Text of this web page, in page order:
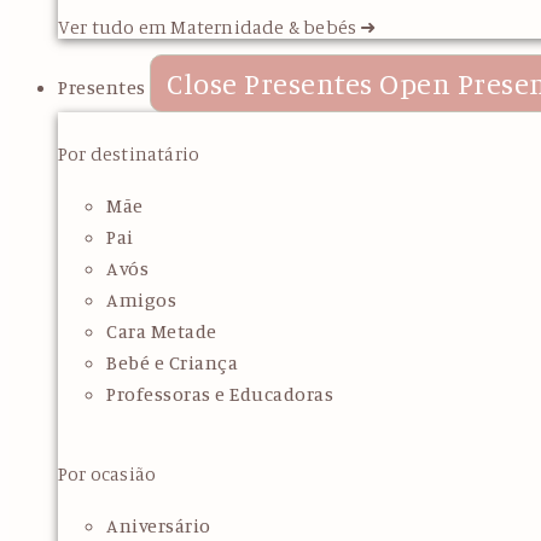
Ver tudo em Maternidade & bebés ➜
Presentes Close Presentes Open
Por destinatário
Mãe
Pai
Avós
Amigos
Cara Metade
Bebé e Criança
Professoras e Educadoras
Por ocasião
Aniversário